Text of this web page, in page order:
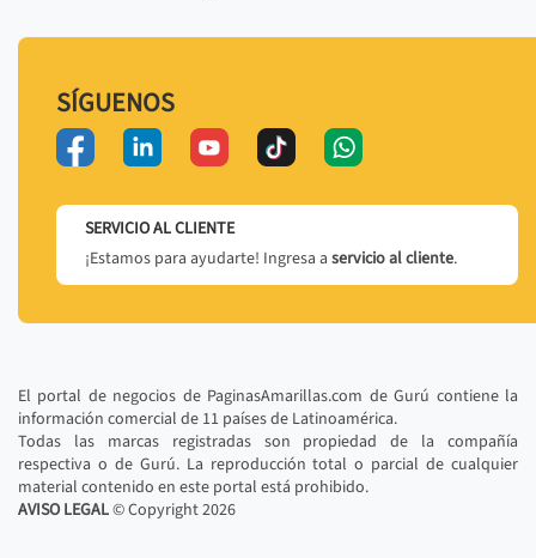
SÍGUENOS
SERVICIO AL CLIENTE
¡Estamos para ayudarte! Ingresa a servicio al cliente.
El portal de negocios de PaginasAmarillas.com de Gurú contiene la
información comercial de 11 países de Latinoamérica.
Todas las marcas registradas son propiedad de la compañía
respectiva o de Gurú. La reproducción total o parcial de cualquier
material contenido en este portal está prohibido.
AVISO LEGAL© Copyright2026